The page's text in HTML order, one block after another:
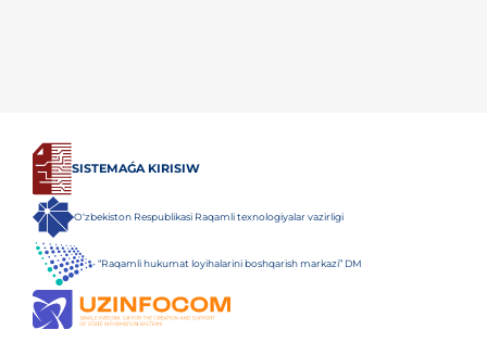
SISTEMAǴA KIRISIW
O‘zbekiston Respublikasi Raqamli texnologiyalar vazirligi
“Raqamli hukumat loyihalarini boshqarish markazi” DM